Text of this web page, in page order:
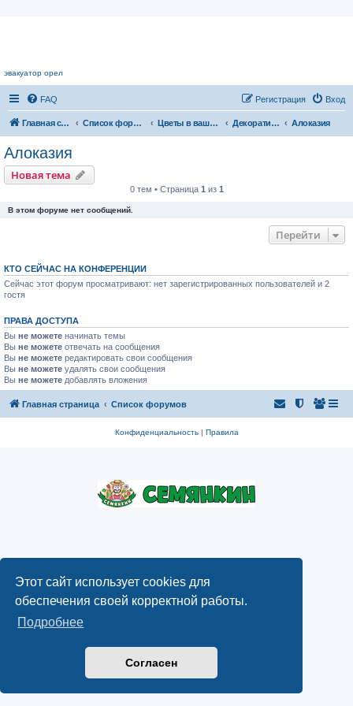
Этот сайт использует cookies для
обеспечения своей корректной работы.
Подробнее
Согласен
эвакуатор орел
FAQ Вход
Регистрация
Главная страница Список форумов Цветы в вашем доме Декоративнолиственные растения Алоказия
Алоказия
Новая тема
0 тем • Страница 1 из 1
В этом форуме нет сообщений.
Перейти
КТО СЕЙЧАС НА КОНФЕРЕНЦИИ
Сейчас этот форум просматривают: нет зарегистрированных пользователей и 2
гостя
ПРАВА ДОСТУПА
Вы не можете начинать темы
Вы не можете отвечать на сообщения
Вы не можете редактировать свои сообщения
Вы не можете удалять свои сообщения
Вы не можете добавлять вложения
Главная страница Список форумов
Конфиденциальность| Правила